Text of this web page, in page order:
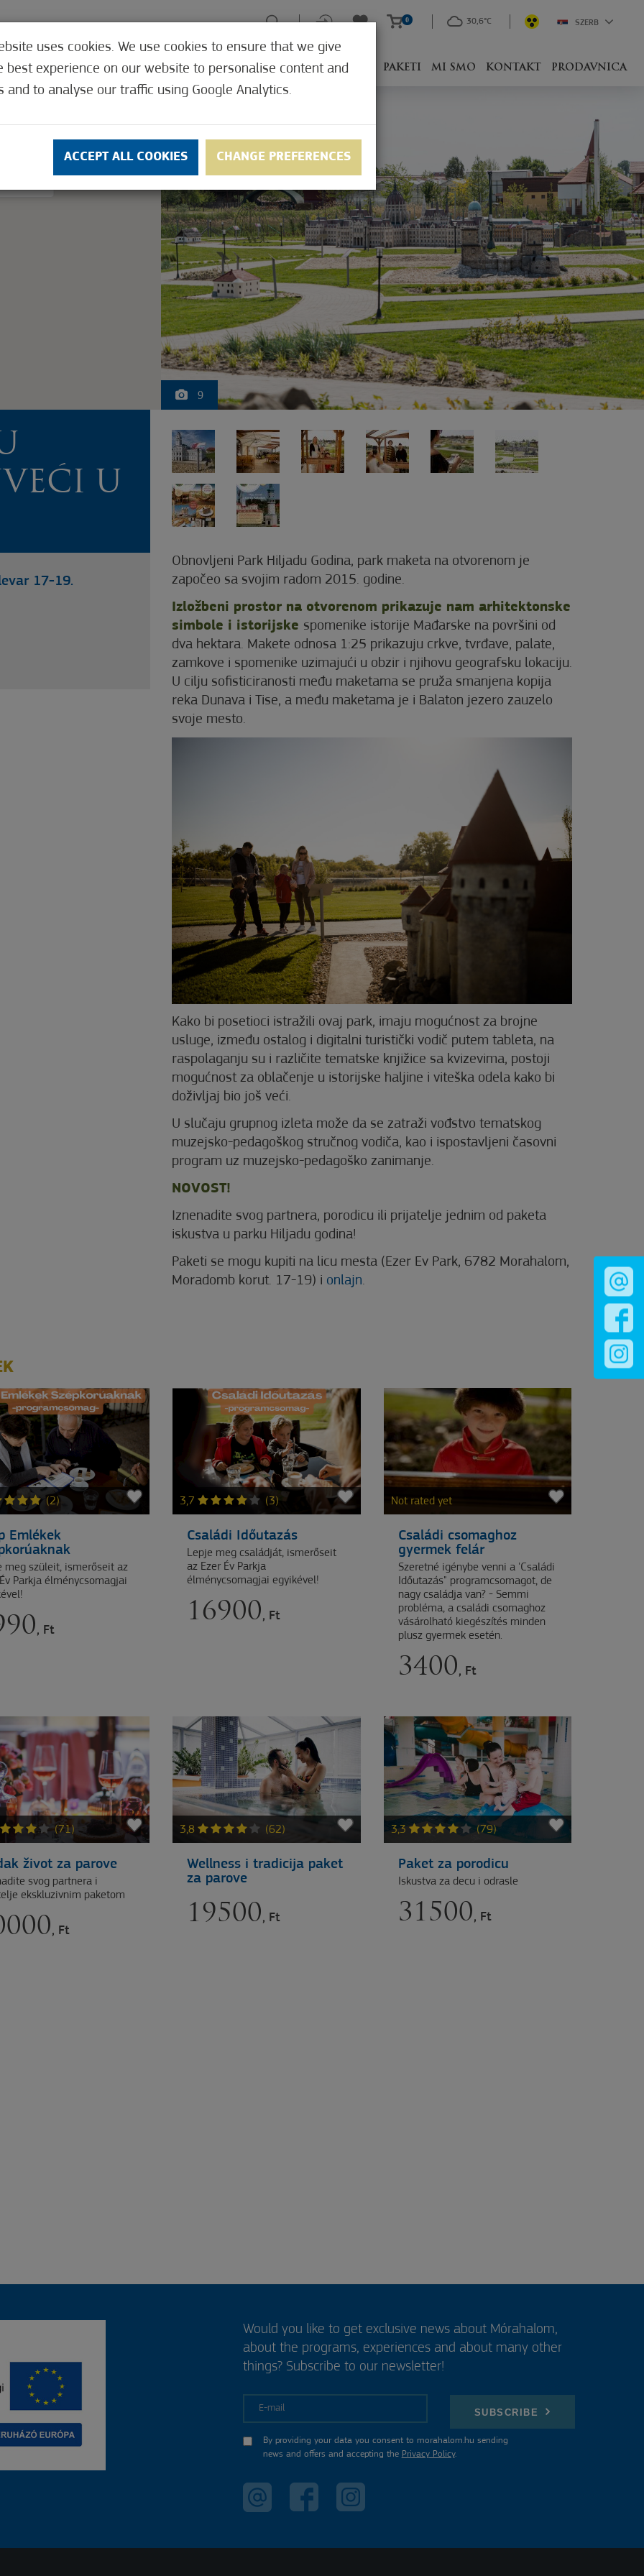
PONUDI DOŽIVLJAJI ZELENI FOKUS LEČILIŠTE KUDA, SA ČIM? PAKETI MI SMO KONTAKT PRODAVNICA
0 30,6°C SZERB
4,5 (22)
9
U
17-19.
Obnovljeni Park Hiljadu Godina, park maketa na otvorenom je
započeo sa svojim radom 2015. godine.
Izložbeni prostor na otvorenom prikazuje nam arhitektonske
simbole i istorijske spomenike istorije Mađarske na površini od
dva hektara. Makete odnosa 1:25 prikazuju crkve, tvrđave, palate,
zamkove i spomenike uzimajući u obzir i njihovu geografsku lokaciju.
U cilju sofisticiranosti među maketama se pruža smanjena kopija
reka Dunava i Tise, a među maketama je i Balaton jezero zauzelo
svoje mesto.
Kako bi posetioci istražili ovaj park, imaju mogućnost za brojne
usluge, između ostalog i digitalni turistički vodič putem tableta, na
raspolaganju su i različite tematske knjižice sa kvizevima, postoji
mogućnost za oblačenje u istorijske haljine i viteška odela kako bi
doživljaj bio još veći.
U slučaju grupnog izleta može da se zatraži vođstvo tematskog
muzejsko-pedagoškog stručnog vodiča, kao i ispostavljeni časovni
program uz muzejsko-pedagoško zanimanje.
NOVOST!
Iznenadite svog partnera, porodicu ili prijatelje jednim od paketa
iskustva u parku Hiljadu godina!
Paketi se mogu kupiti na licu mesta (Ezer Ev Park, 6782 Morahalom,
Moradomb korut. 17-19) i onlajn.
(2)
Emlékek
meg szüleit, ismerőseit az
Parkja élménycsomagjai
, Ft
3,7 (3)
Családi Időutazás
Lepje meg családját, ismerőseit
az Ezer Év Parkja
élménycsomagjai egyikével!
16900, Ft
Not rated yet
Családi csomaghoz
gyermek felár
Szeretné igénybe venni a 'Családi
Időutazás" programcsomagot, de
nagy családja van? - Semmi
probléma, a családi csomaghoz
vásárolható kiegészítés minden
plusz gyermek esetén.
3400, Ft
(71)
život za parove
svog partnera i
ekskluzivnim paketom
, Ft
3,8 (62)
Wellness i tradicija paket
za parove
19500, Ft
3,3 (79)
Paket za porodicu
Iskustva za decu i odrasle
31500, Ft
uses cookies. We use cookies to ensure that we give
best experience on our website to personalise content and
and to analyse our traffic using Google Analytics.
ACCEPT ALL COOKIES CHANGE PREFERENCES
Would you like to get exclusive news about Mórahalom,
about the programs, experiences and about many other
things? Subscribe to our newsletter!
SUBSCRIBE
By providing your data you consent to morahalom.hu sending
news and offers and accepting the Privacy Policy.